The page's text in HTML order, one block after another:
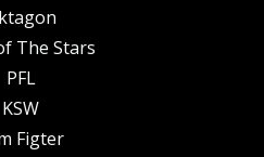
The Stars
PFL
KSW
Figter